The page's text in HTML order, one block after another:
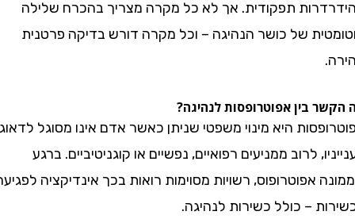
תפקודית. אך לא כל מקרה מצריך בהכרח שלילה
של כושר הנהיגה – וכל מקרה דורש בדיקה פרטנית
בין אפוטרופסות לנהיגה?
היא מינוי משפטי שניתן כאשר אדם אינו מסוגל לדאוג
לרוב ממניעים רפואיים, נפשיים או קוגניטיביים. ברגע
אפוטרופוס, רשויות מסוימות רואות בכך אינדיקציה לפגיעה
– כולל כשירות לנהיגה.